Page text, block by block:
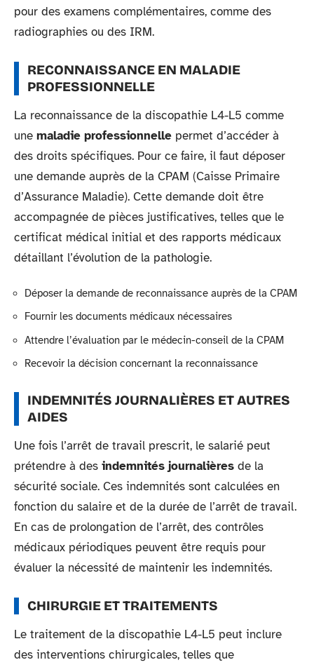
pour des examens complémentaires, comme des
radiographies ou des IRM.
RECONNAISSANCE EN MALADIE
PROFESSIONNELLE
La reconnaissance de la discopathie L4-L5 comme
une maladie professionnelle permet d’accéder à
des droits spécifiques. Pour ce faire, il faut déposer
une demande auprès de la CPAM (Caisse Primaire
d’Assurance Maladie). Cette demande doit être
accompagnée de pièces justificatives, telles que le
certificat médical initial et des rapports médicaux
détaillant l’évolution de la pathologie.
Déposer la demande de reconnaissance auprès de la CPAM
Fournir les documents médicaux nécessaires
Attendre l’évaluation par le médecin-conseil de la CPAM
Recevoir la décision concernant la reconnaissance
INDEMNITÉS JOURNALIÈRES ET AUTRES
AIDES
Une fois l’arrêt de travail prescrit, le salarié peut
prétendre à des indemnités journalières de la
sécurité sociale. Ces indemnités sont calculées en
fonction du salaire et de la durée de l’arrêt de travail.
En cas de prolongation de l’arrêt, des contrôles
médicaux périodiques peuvent être requis pour
évaluer la nécessité de maintenir les indemnités.
CHIRURGIE ET TRAITEMENTS
Le traitement de la discopathie L4-L5 peut inclure
des interventions chirurgicales, telles que